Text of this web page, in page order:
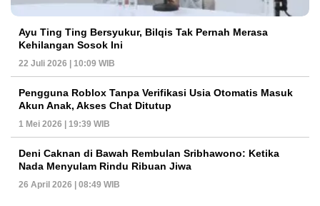
Ayu Ting Ting Bersyukur, Bilqis Tak Pernah Merasa
Kehilangan Sosok Ini
22 Juli 2026 | 10:09 WIB
Pengguna Roblox Tanpa Verifikasi Usia Otomatis Masuk
Akun Anak, Akses Chat Ditutup
1 Mei 2026 | 19:39 WIB
Deni Caknan di Bawah Rembulan Sribhawono: Ketika
Nada Menyulam Rindu Ribuan Jiwa
26 April 2026 | 08:49 WIB